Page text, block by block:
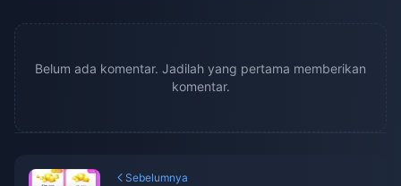
Belum ada komentar. Jadilah yang pertama memberikan
komentar.
Sebelumnya